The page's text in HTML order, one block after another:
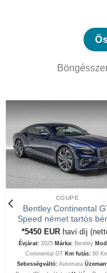
COUPE
Bentley Continental
Speed német tartós
*5450 EUR havi díj
Évjárat: 2025 Márka: Bentley
Continental GT Km futás:60
Sebességváltó:Automata